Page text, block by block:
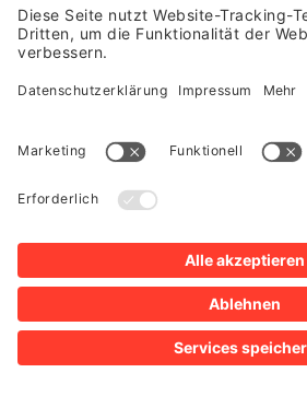
FOLGEN SIE UNS
Besuch Museum im Deutschhof
Besuch Kunsthalle Vogelmann
Presse
Shop
Impressum Datenschutz